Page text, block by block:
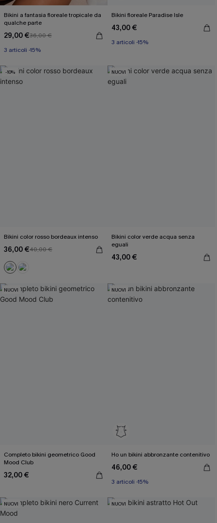
Bikini a fantasia floreale tropicale da
qualche parte
29,00 €36,00 €
3 articoli -15%
Bikini floreale Paradise Isle
43,00 €
3 articoli -15%
-10%
Bikini color rosso bordeaux intenso
36,00 €40,00 €
NUOVI
Bikini color verde acqua senza
eguali
43,00 €
NUOVI
Completo bikini geometrico Good
Mood Club
32,00 €
NUOVI
Ho un bikini abbronzante contenitivo
46,00 €
3 articoli -15%
NUOVI NUOVI